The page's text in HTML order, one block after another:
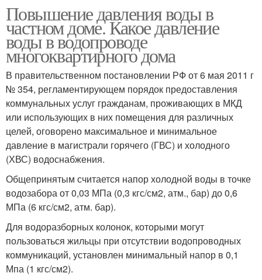
Повышение давления воды в
частном доме. Какое давление
воды в водопроводе
многоквартирного дома
В правительственном постановлении РФ от 6 мая 2011 г
№ 354, регламентирующем порядок предоставления
коммунальных услуг гражданам, проживающих в МКД
или использующих в них помещения для различных
целей, оговорено максимальное и минимальное
давление в магистрали горячего (ГВС) и холодного
(ХВС) водоснабжения.
Общепринятым считается напор холодной воды в точке
водозабора от 0,03 МПа (0,3 кгс/см2, атм., бар) до 0,6
МПа (6 кгс/см2, атм. бар).
Для водоразборных колонок, которыми могут
пользоваться жильцы при отсутствии водопроводных
коммуникаций, установлен минимальный напор в 0,1
Мпа (1 кгс/см2).